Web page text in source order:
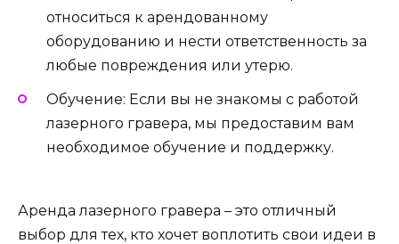
относиться к арендованному
оборудованию и нести ответственность за
любые повреждения или утерю.
Обучение: Если вы не знакомы с работой
лазерного гравера, мы предоставим вам
необходимое обучение и поддержку.
Аренда лазерного гравера – это отличный
выбор для тех, кто хочет воплотить свои идеи в